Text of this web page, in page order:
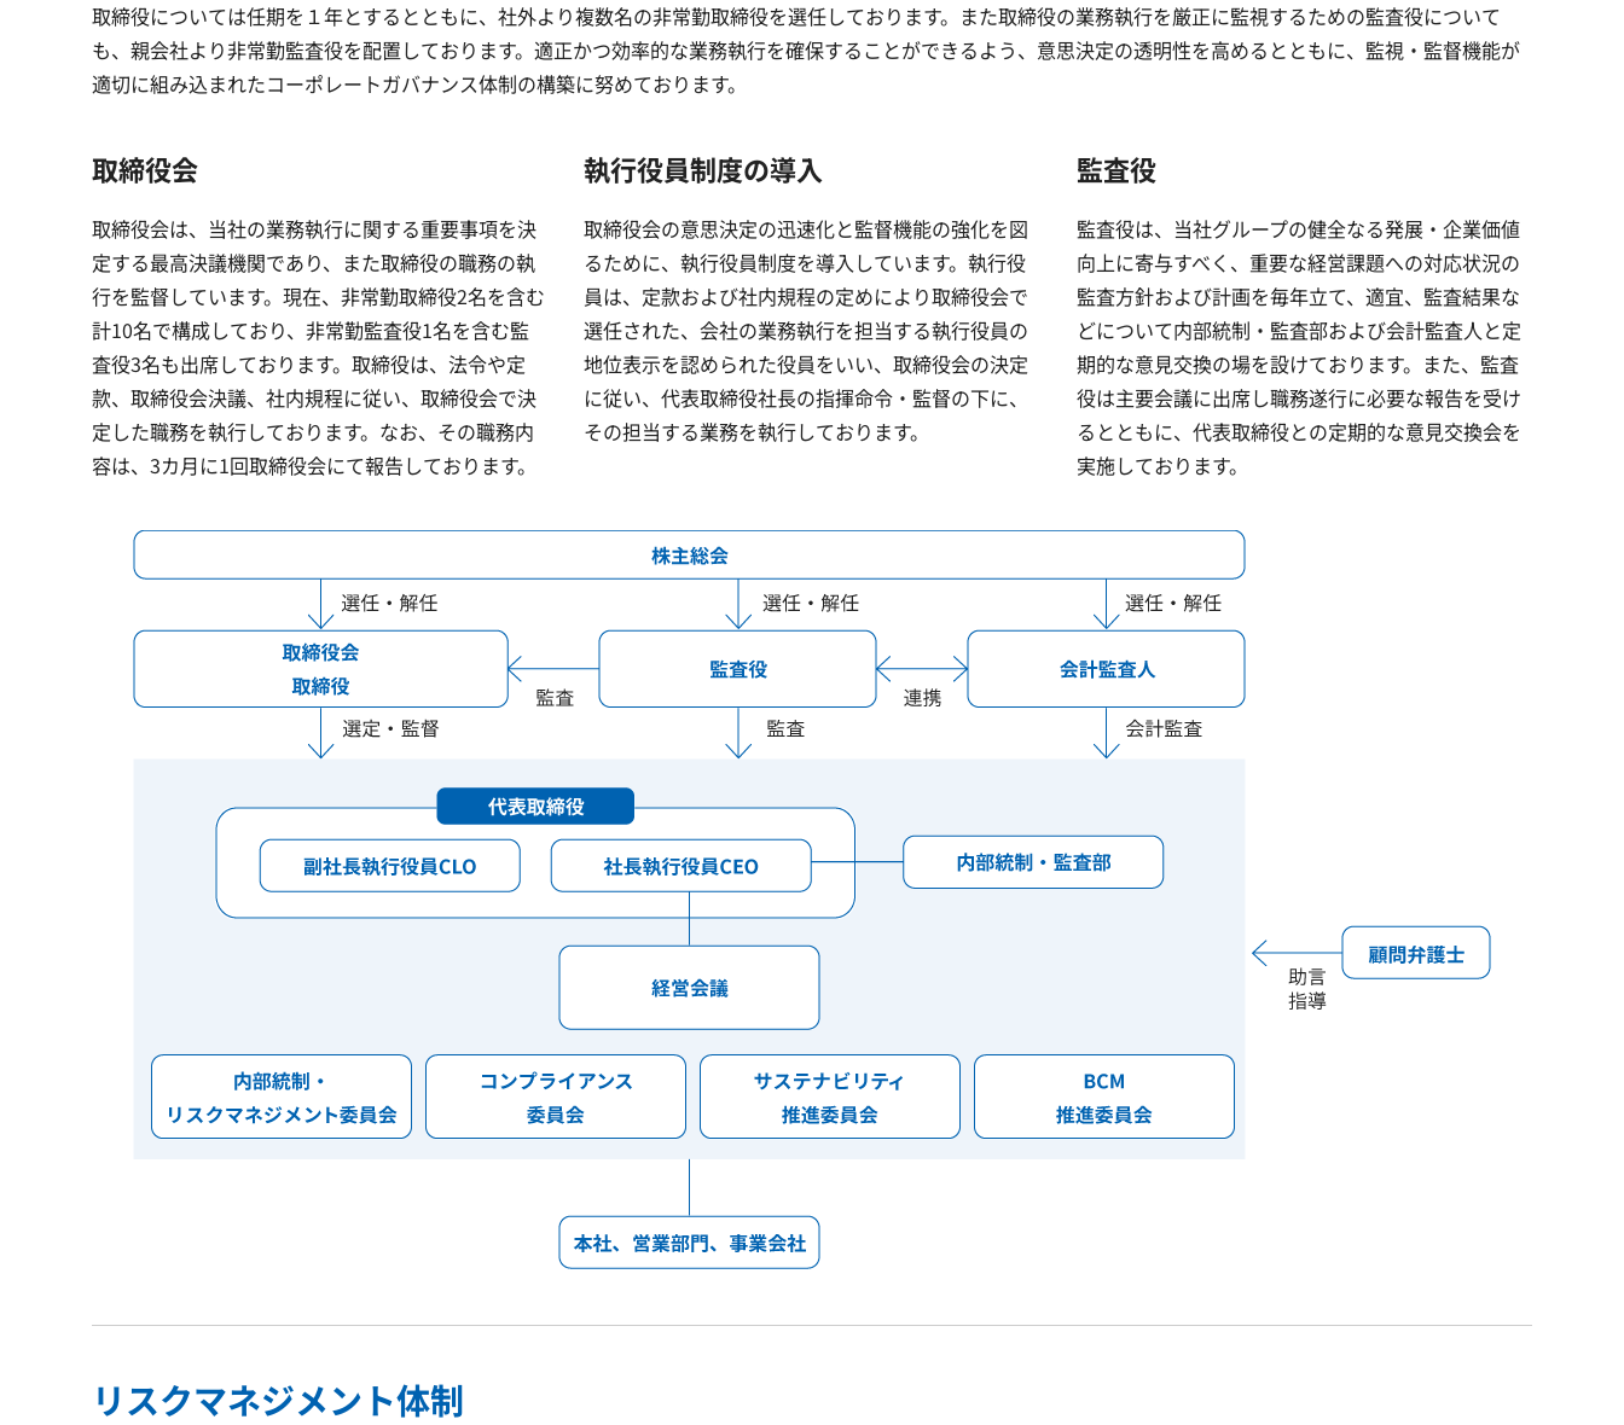
取締役については任期を１年とするとともに、社外より複数名の非常勤取締役を選任しております。また取締役の業務執行を厳正に監視するための監査役について
も、親会社より非常勤監査役を配置しております。適正かつ効率的な業務執行を確保することができるよう、意思決定の透明性を高めるとともに、監視・監督機能が
適切に組み込まれたコーポレートガバナンス体制の構築に努めております。
取締役会
取締役会は、当社の業務執行に関する重要事項を決
定する最高決議機関であり、また取締役の職務の執
行を監督しています。現在、非常勤取締役2名を含む
計10名で構成しており、非常勤監査役1名を含む監
査役3名も出席しております。取締役は、法令や定
款、取締役会決議、社内規程に従い、取締役会で決
定した職務を執行しております。なお、その職務内
容は、3カ月に1回取締役会にて報告しております。
執行役員制度の導入
取締役会の意思決定の迅速化と監督機能の強化を図
るために、執行役員制度を導入しています。執行役
員は、定款および社内規程の定めにより取締役会で
選任された、会社の業務執行を担当する執行役員の
地位表示を認められた役員をいい、取締役会の決定
に従い、代表取締役社長の指揮命令・監督の下に、
その担当する業務を執行しております。
監査役
監査役は、当社グループの健全なる発展・企業価値
向上に寄与すべく、重要な経営課題への対応状況の
監査方針および計画を毎年立て、適宜、監査結果な
どについて内部統制・監査部および会計監査人と定
期的な意見交換の場を設けております。また、監査
役は主要会議に出席し職務遂行に必要な報告を受け
るとともに、代表取締役との定期的な意見交換会を
実施しております。
リスクマネジメント体制